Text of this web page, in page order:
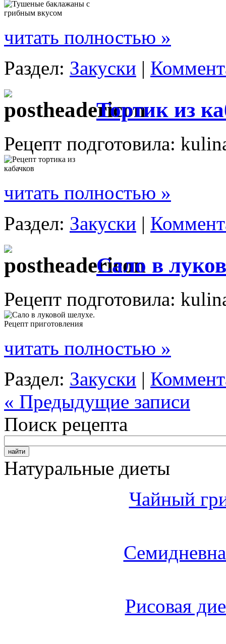
читать полностью »
Раздел: Закуски |
Тортик из
Рецепт подготовила:
читать полностью »
Раздел: Закуски |
Сало в
Рецепт подготовила:
читать полностью »
Раздел: Закуски |
« Предыдущие записи
Поиск рецепта
Натуральные диеты
Чайный
Рисовая